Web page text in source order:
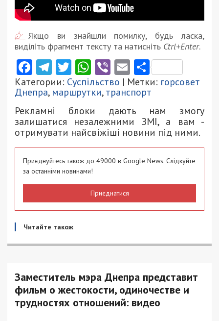
Якщо ви знайшли помилку, будь ласка,
виділіть фрагмент тексту та натисніть Ctrl+Enter.
Facebook
Telegram
Twitter
WhatsApp
ViberEmail
Категории: Суспільство | Метки: горсовет
Днепра, маршрутки,транспорт
Рекламні блоки дають нам змогу
залишатися незалежними ЗМІ, а вам -
отримувати найсвіжіші новини під ними.
Приєднуйтесь також до 49000 в Google News. Слідкуйте
за останніми новинами!
Приєднатися
Читайте також
Заместитель мэра Днепра представит
фильм о жестокости, одиночестве и
трудностях отношений: видео